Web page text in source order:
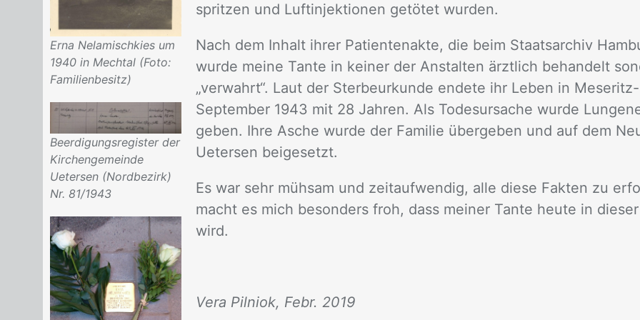
Erna Nelamischkies um
1940 in Mechtal (Foto:
Familienbesitz)
Beerdigungsregister der
Kirchengemeinde
Uetersen (Nordbezirk)
Nr. 81/1943
sprit­zen und Luft­in­jek­tio­nen ge­tö­tet wur­den.
Nach dem In­halt ih­rer Pa­ti­en­ten­ak­te, die beim Staats­ar­chiv
wur­de mei­ne Tan­te in kei­ner der An­stal­ten ärzt­lich be­han­delt
„ver­wahrt“. Laut der Ster­be­ur­kun­de en­de­te ihr Le­ben in
Sep­tem­ber 1943 mit 28 Jah­ren. Als To­des­ur­sa­che wur­de
ge­ben. Ihre Asche wur­de der Fa­mi­lie über­ge­ben und auf dem
Ue­ter­sen bei­ge­setzt.
Es war sehr müh­sam und zeit­auf­wen­dig, alle die­se Fak­ten zu
macht es mich be­son­ders froh, dass mei­ner Tan­te heu­te in
wird.
Vera Pilniok, Febr. 2019